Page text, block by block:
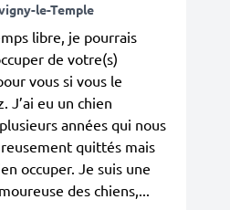
le-Temple
libre, je pourrais
de votre(s)
vous si vous le
J’ai eu un chien
années qui nous
quittés mais
occuper. Je suis une
des chiens,...